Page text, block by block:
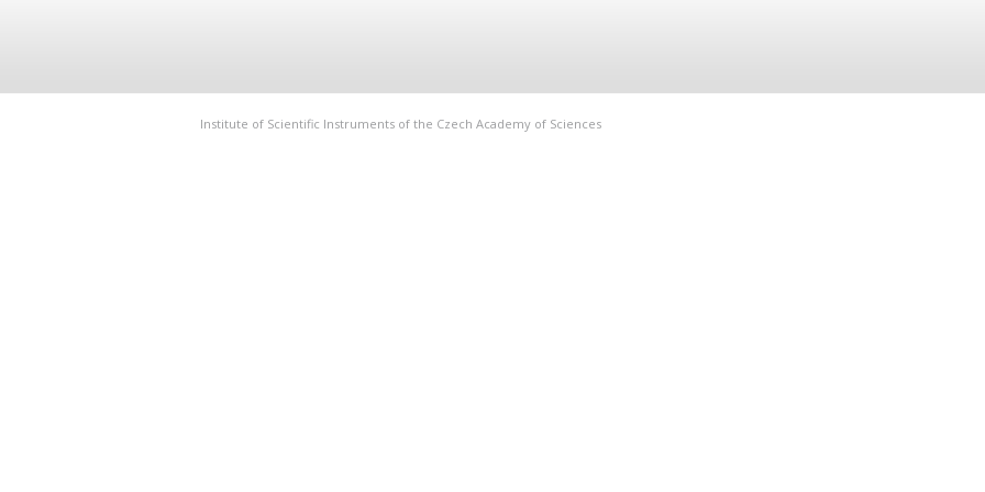
Institute of Scientific Instruments of the Czech Academy of Sciences